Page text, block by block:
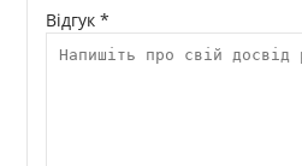
Відгук *